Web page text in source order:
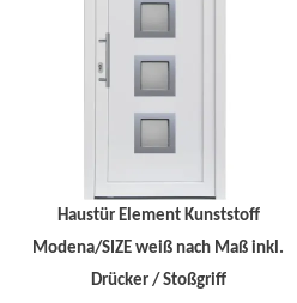
Haustür Element Kunststoff
Modena/SIZE weiß nach Maß inkl.
Drücker / Stoßgriff